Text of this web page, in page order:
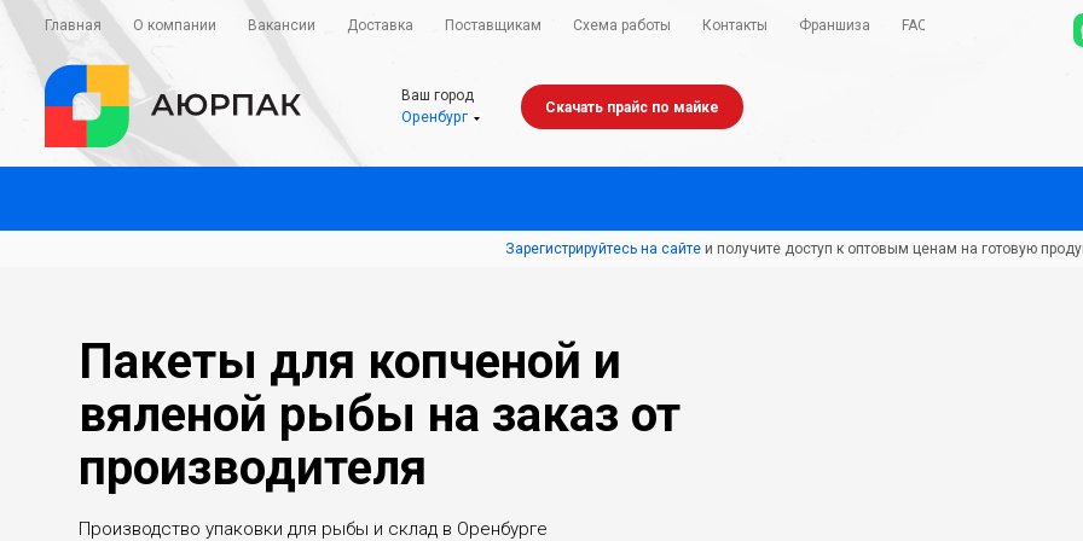
Главная О компании Вакансии Доставка Поставщикам Схема работы Контакты Франшиза FAQ
Ваш город
Оренбург
Скачать прайс по майке
Зарегистрируйтесь на сайтеи получите доступ к оптовым ценам на готовую
Пакеты для копченой и
вяленой рыбы на заказ от
производителя
Производство упаковки для рыбы и склад в Оренбурге